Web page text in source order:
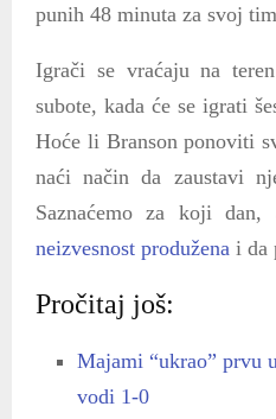
punih 48 minuta za svoj
Igrači se vraćaju na
subote, kada će se igrati
Hoće li Branson ponoviti
naći način da zaustavi
Saznaćemo za koji
neizvesnost produžena i da
Pročitaj još:
Majami “ukrao” prvu
vodi 1-0